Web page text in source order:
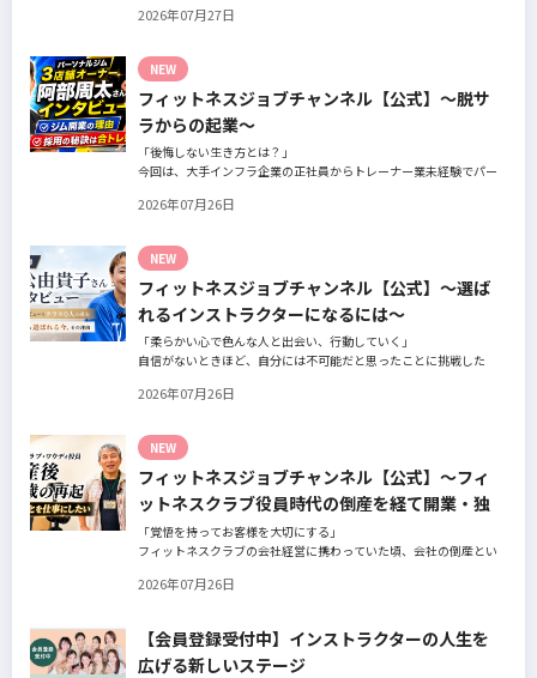
についてインタビュー。オーナー様からはスタッフの採用基準、実
はそのスタッフの皆様がつくる施設やフィットネスについての魅力
を語っていただきました。
2026年07月27日
NEW
フィットネスジョブチャンネル【公式】～脱サ
ラからの起業～
「後悔しない生き方とは？」
今回は、大手インフラ企業の正社員からトレーナー業未経験でパー
の阿部周大さんへインタビュー。
2026年07月26日
NEW
フィットネスジョブチャンネル【公式】～選ば
れるインストラクターになるには～
「柔らかい心で色んな人と出会い、行動していく」
自信がないときほど、自分には不可能だと思ったことに挑戦した
そんな風に自分だけでは思いつかないことを行動に移してきた結果
さん。選ばれるインストラクターになるために若松さんが取られた
行動とは？
2026年07月26日
NEW
フィットネスジョブチャンネル【公式】～フィ
ットネスクラブ役員時代の倒産を経て開業・独
立～
「覚悟を持ってお客様を大切にする」
フィットネスクラブの会社経営に携わっていた頃、会社の倒産とい
たパーソナルジム「ファントレイン」代表近藤健祐さんにインタビ
フィットネスクラブのキャンペーンや違約金制度はお客様を大切に
する仕組みだろうか！？資金が底をつく恐怖と闘いながらもお客様
との絆を築き上げた秘訣とは？
2026年07月26日
【会員登録受付中】インストラクターの人生を
広げる新しいステージ